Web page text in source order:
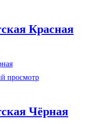
Красная
просмотр
Чёрная